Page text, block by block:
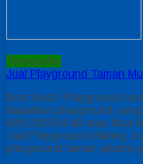
Terpopuler
Jual Playground Taman
Best best!! Playground
dapatkan playground
085230550048 atau bisa
Jual Playground Malang
playground taman jakarta